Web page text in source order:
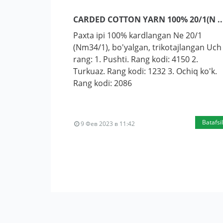
CARDED COTTON YARN 100% 20/1(N
Paxta ipi 100% kardlangan Ne 20/1
(Nm34/1), bo'yalgan, trikotajlangan Uch
rang: 1. Pushti. Rang kodi: 4150 2.
Turkuaz. Rang kodi: 1232 3. Ochiq ko'k.
Rang kodi: 2086
9 Фев 2023 в 11:42 Batafsil